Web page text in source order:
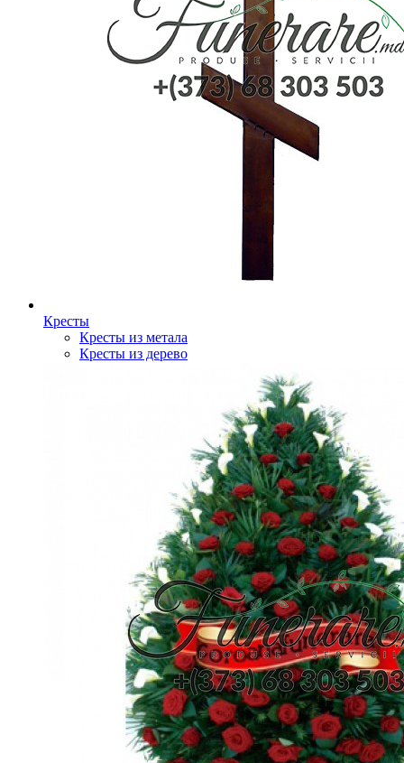
Кресты
Кресты из метала
Кресты из дерево